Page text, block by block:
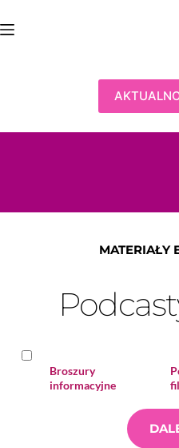
treści
MATERIAŁY
Broszury
informacyjne